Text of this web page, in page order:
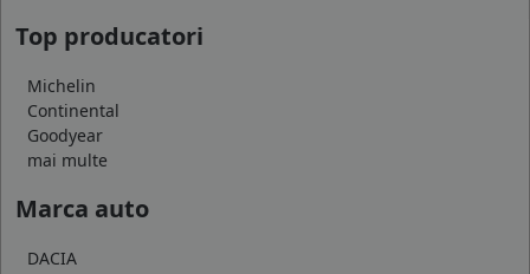
Top producatori
Michelin
Continental
Goodyear
mai multe
Marca auto
DACIA